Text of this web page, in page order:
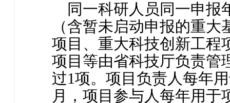
同一科研人员同一申报
（含暂未启动申报的重
项目、重大科技创新工程
项目等由省科技厅负责管
过1项。项目负责人每年
月，项目参与人每年用于